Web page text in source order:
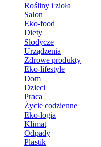
Rośliny i zioła
Salon
Eko-food
Diety
Słodycze
Urządzenia
Zdrowe produkty
Eko-lifestyle
Dom
Dzieci
Praca
Życie codzienne
Eko-logia
Klimat
Odpady
Plastik